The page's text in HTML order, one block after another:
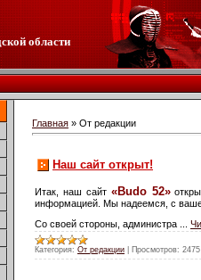
области
Главная » От редакции
Наш сайт открыт!
Итак, наш сайт «Budo 52»
информацией. Мы надеемся, с
Со своей стороны, администра
Категория: От редакции Просмотров: 2475